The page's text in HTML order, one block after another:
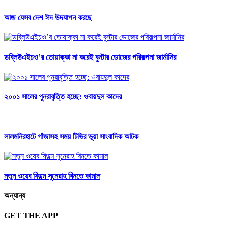
আজ যেসব দেশ ঈদ উদযাপন করছে
ডব্লিউএইচও’র তোয়াক্কা না করেই বুস্টার ডোজের পরিকল্পনা জার্মানির
২০০১ সালের পুনরাবৃত্তি হচ্ছে: ওবায়দুল কাদের
লালমনিরহাটে গাঁজাসহ সময় টিভির ভূয়া সাংবাদিক আটক
নতুন ওয়েব ফিল্মে সুনেরাহ বিনতে কামাল
অন্যান্য
GET THE APP